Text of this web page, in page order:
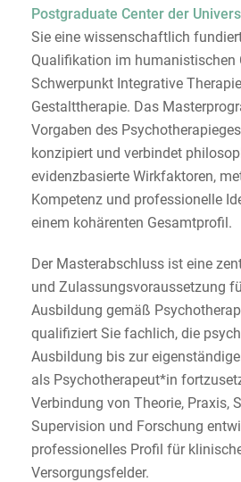
Postgraduate Center der
Sie eine wissenschaftlich
Qualifikation im humanistischen
Schwerpunkt Integrative
Gestalttherapie. Das
Vorgaben des
konzipiert und verbindet
evidenzbasierte Wirkfaktoren,
Kompetenz und professionelle
einem kohärenten Gesamtprofil.
Der Masterabschluss ist eine
und Zulassungsvoraussetzung
Ausbildung gemäß
qualifiziert Sie fachlich, die
Ausbildung bis zur
als Psychotherapeut*in
Verbindung von Theorie, Praxis,
Supervision und Forschung
professionelles Profil für
Versorgungsfelder.